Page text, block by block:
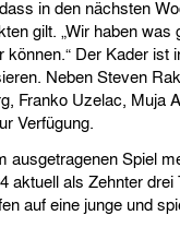
in den nächsten
gilt. „Wir haben
Der Kader ist
Neben Steven
Franko Uzelac, Muja
Verfügung.
ausgetragenen Spiel
aktuell als Zehnter drei
auf eine junge und